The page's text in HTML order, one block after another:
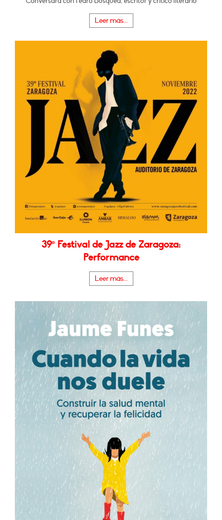
Leer más...
39º Festival de Jazz de Zaragoza:
Performance
Leer más...